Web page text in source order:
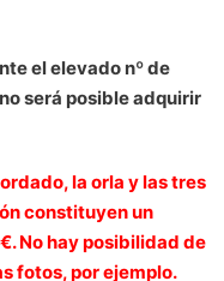
el elevado nº de
será posible adquirir
la orla y las tres
constituyen un
No hay posibilidad de
fotos, por ejemplo.